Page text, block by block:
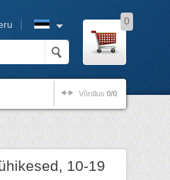
0
Võrdlus 0/0
10-19